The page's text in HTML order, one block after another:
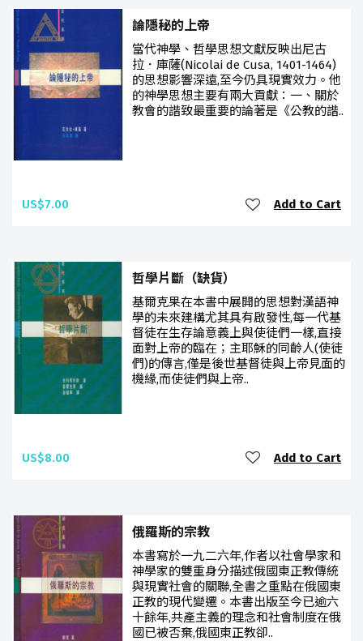
論隱秘的上帝
當代神學、哲學思想文獻反映出尼古
拉．庫薩(Nicolai de Cusa, 1401-1464)
的思想影響深遠,至今仍具現實效力。他
的神學思想主要有兩大貢獻：一、關於
教會的諧致最重要的論著是《公教的諧..
US$7.00 Add to Cart
哲學片斷（缺貨）
基爾克果在本書中展開的思想對漢語神
學的未來建構尤其具有啟發性,每一代基
督徒在生存論意義上與使徒們一樣,直接
面對上帝的臨在；主耶穌的同齡人(使徒
們)的傳言,僅是後世基督徒與上帝見面的
機緣,而使徒們與上帝..
US$8.00 Add to Cart
俄羅斯的宗教
本書寫於一九二六年,作者以社會學家和
神學家的雙重身分描述俄國東正教傳統
與現實社會的關聯,全書之重點在俄國東
正教的現代變遷。本書出版至今已逾六
十餘年,共產主義的理念和社會制度在俄
國已被否棄,俄國東正教卻..